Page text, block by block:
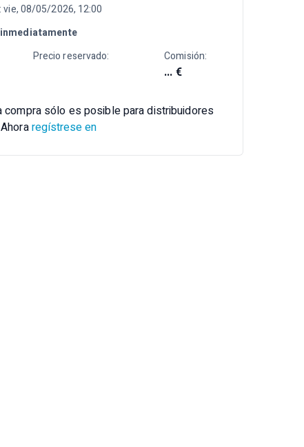
vie, 08/05/2026, 12:00
inmediatamente
Precio reservado: Comisión:
... €
compra sólo es posible para distribuidores
regístrese en